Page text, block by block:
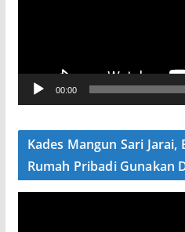
V
e
00:00
Kades Mangun Sari Jarai,
Rumah Pribadi Gunakan